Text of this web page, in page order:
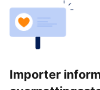
Importer